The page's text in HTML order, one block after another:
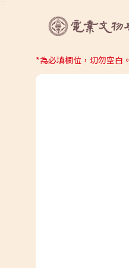
*為必填欄位，切勿空白。